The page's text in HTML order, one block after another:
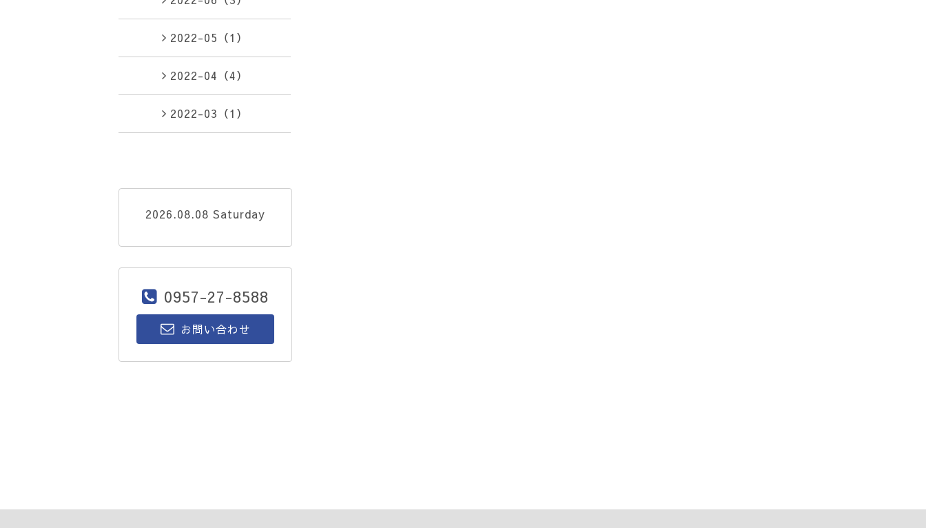
2022-05（1）
2022-04（4）
2022-03（1）
2026.08.08 Saturday
0957-27-8588
お問い合わせ